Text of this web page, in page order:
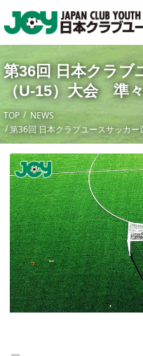
第36回 日本クラブ
（U-15）大会 準
TOP
NEWS
第36回 日本クラブユースサッカ